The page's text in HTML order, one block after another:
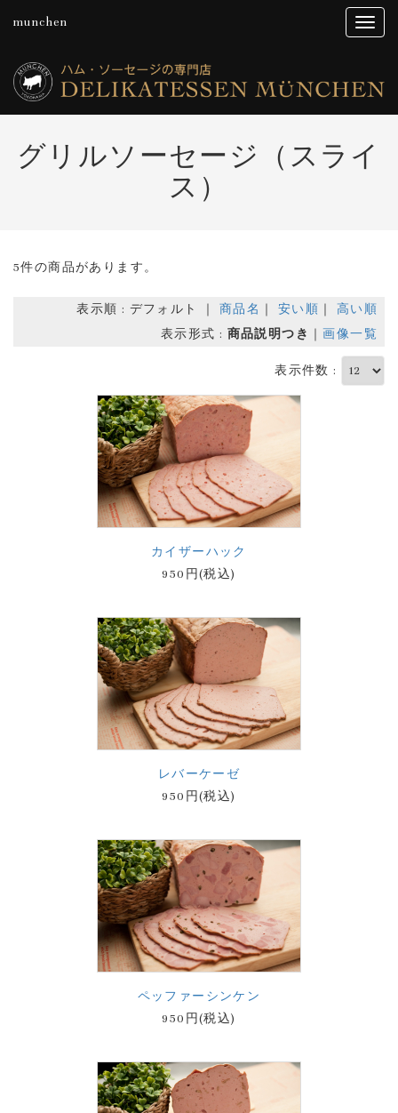
munchen
グリルソーセージ（スライ
ス）
5件の商品があります。
表示順 : デフォルト ｜ 商品名 安い順
高い順
表示形式 : 商品説明つき 画像一覧
表示件数 :
カイザーハック
950円(税込)
レバーケーゼ
950円(税込)
ペッファーシンケン
950円(税込)